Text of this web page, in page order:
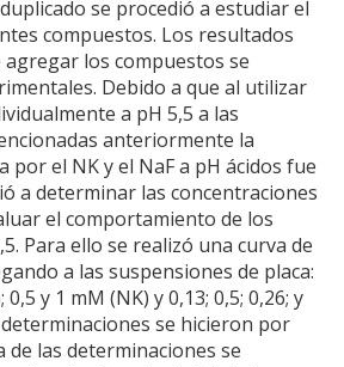
se procedió a estudiar el
compuestos. Los resultados
los compuestos se
Debido a que al utilizar
a pH 5,5 a las
anteriormente la
por el NK y el NaF a pH ácidos fue
a determinar las concentraciones
el comportamiento de los
Para ello se realizó una curva de
a las suspensiones de placa:
0,5 y 1 mM (NK) y 0,13; 0,5; 0,26; y
determinaciones se hicieron por
de las determinaciones se